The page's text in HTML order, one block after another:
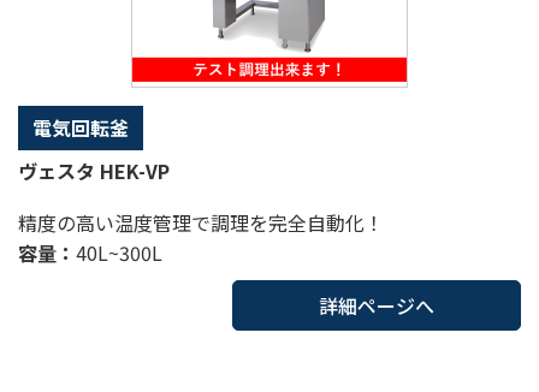
電気回転釜
ヴェスタ HEK-VP
精度の高い温度管理で調理を完全自動化！
容量： 40L~300L
詳細ページへ